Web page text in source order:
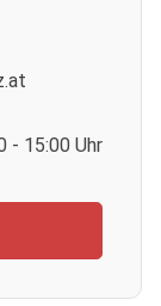
- 15:00 Uhr